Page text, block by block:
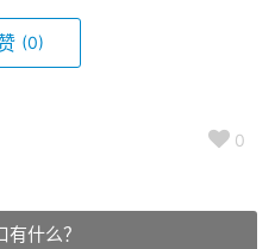
(0)
0
什么？